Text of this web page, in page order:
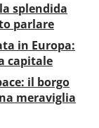
splendida
parlare
in Europa:
capitale
il borgo
meraviglia